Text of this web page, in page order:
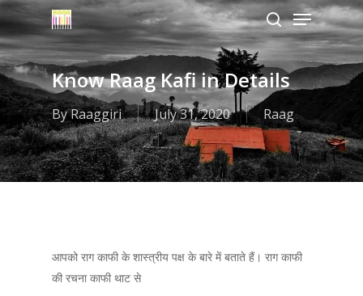
Skip
main
content
search
Menu
Know Raag Kafi in Details
ByRaaggiri July 31, 2020 Raag
आपको राग काफी के शास्त्रीय पक्ष के बारे में बताते हैं। राग काफी
की रचना काफी थाट से
Close
Menu